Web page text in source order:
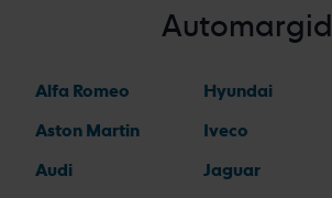
Automargid
Alfa Romeo
Aston Martin
Audi
Hyundai
Iveco
Jaguar